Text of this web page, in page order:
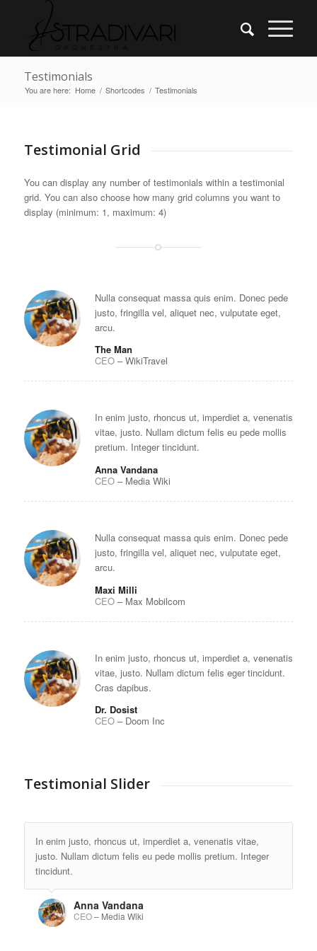
Testimonials
You are here: Home / Shortcodes / Testimonials
Testimonial Grid
You can display any number of testimonials within a testimonial
grid. You can also choose how many grid columns you want to
display (minimum: 1, maximum: 4)
Nulla consequat massa quis enim. Donec pede
justo, fringilla vel, aliquet nec, vulputate eget,
arcu.
The Man
CEO–WikiTravel
In enim justo, rhoncus ut, imperdiet a, venenatis
vitae, justo. Nullam dictum felis eu pede mollis
pretium. Integer tincidunt.
Anna Vandana
CEO– Media Wiki
Nulla consequat massa quis enim. Donec pede
justo, fringilla vel, aliquet nec, vulputate eget,
arcu.
Maxi Milli
CEO– Max Mobilcom
In enim justo, rhoncus ut, imperdiet a, venenatis
vitae, justo. Nullam dictum felis eger tincidunt.
Cras dapibus.
Dr. Dosist
CEO– Doom Inc
Testimonial Slider
In enim justo, rhoncus ut, imperdiet a, venenatis vitae,
justo. Nullam dictum felis eu pede mollis pretium. Integer
tincidunt.
Anna Vandana
CEO– Media Wiki